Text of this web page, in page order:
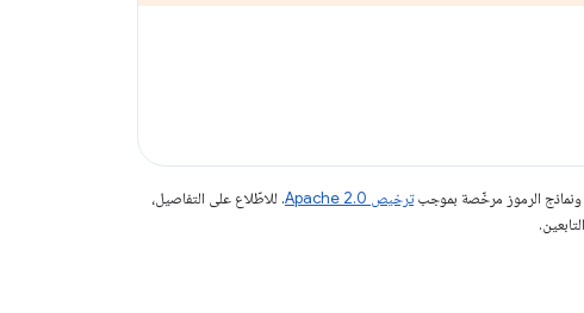
الرموز مرخّصة بموجبترخيص Apache 2.0‏
. للاطّلاع على التفاصيل،